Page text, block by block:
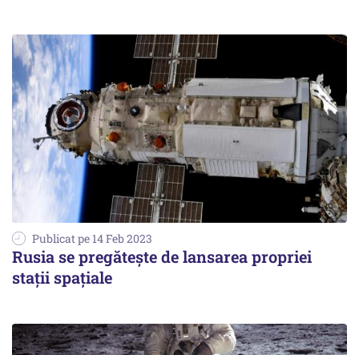
Publicat pe 14 Feb 2023
Rusia se pregătește de lansarea propriei
stații spațiale